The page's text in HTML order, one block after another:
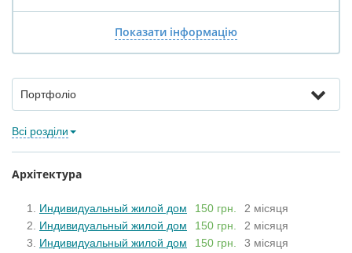
Показати інформацію
Портфоліо
Всі розділи
Архітектура
Индивидуальный жилой дом 150 грн.
2 місяця
Индивидуальный жилой дом
150 грн.
2 місяця
Индивидуальный жилой дом
150 грн.
3 місяця